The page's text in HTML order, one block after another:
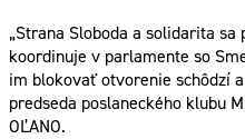
„Strana Sloboda a solidarita sa
koordinuje v parlamente so
im blokovať otvorenie schôdzí
predseda poslaneckého klubu
OĽANO.